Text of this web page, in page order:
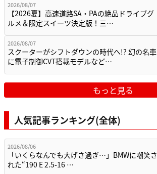
2026/08/07
【2026夏】高速道路SA・PAの絶品ドライブグ
ルメ＆限定スイーツ決定版！三…
2026/08/07
スクーターがシフトダウンの時代へ!? 幻の名車
に電子制御CVT搭載モデルなど…
もっと見る
人気記事ランキング(全体)
2026/08/06
「いくらなんでも大げさ過ぎ…」BMWに嘲笑さ
れた“190 E 2.5-16 …